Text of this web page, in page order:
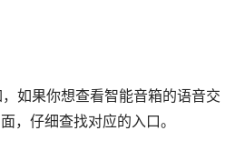
如果你想查看智能音箱的语音交
，仔细查找对应的入口。